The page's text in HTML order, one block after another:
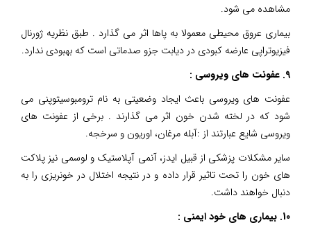
مشاهده می شود.
بیماری عروق محیطی معمولا به پاها اثر می گذارد . طبق نظریه ژورنال
فیزیوتراپی عارضه کبودی در دیابت جزو صدماتی است که بهبودی ندارد.
9. عفونت های ویروسی :
عفونت های ویروسی باعث ایجاد وضعیتی به نام ترومبوسیتوپنی می
شود که در لخته شدن خون اثر می گذارند . برخی از عفونت های
ویروسی شایع عبارتند از :آبله مرغان، اوریون و سرخجه.
سایر مشکلات پزشکی از قبیل ایدز، آنمی آپلاستیک و لوسمی نیز پلاکت
های خون را تحت تاثیر قرار داده و در نتیجه اختلال در خونریزی را به
دنبال خواهند داشت.
10. بیماری های خود ایمنی :